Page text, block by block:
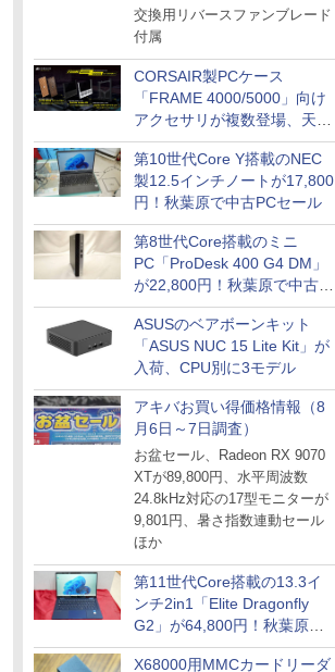
に単品パッケージ
交換用リバースファンブレード
付属
CORSAIR製PCケース
「FRAME 4000/5000」向け
アクセサリが複数登場、天然
木製パネルや背面コネクタ対
応トレイなど
第10世代Core Y搭載のNEC
製12.5インチノートが17,800
円！秋葉原で中古PCセール
第8世代Core搭載のミニ
PC「ProDesk 400 G4 DM」
が22,800円！秋葉原で中古
PCセール
ASUSのベアボーンキット
「ASUS NUC 15 Lite Kit」が
入荷、CPU別に3モデル
アキバお買い得価格情報（8
月6日～7日調査）
お盆セール、Radeon RX 9070
XTが89,800円、水平周波数
24.8kHz対応の17型モニターが
9,801円、暑さ指数連動セール
ほか
第11世代Core搭載の13.3イ
ンチ2in1「Elite Dragonfly
G2」が64,800円！秋葉原で
中古PCセール
X68000用MMCカードリーダ